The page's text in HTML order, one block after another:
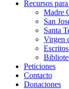
Recursos
Madre
San
Santa
Virgen
Peticiones
Contacto
Donaciones